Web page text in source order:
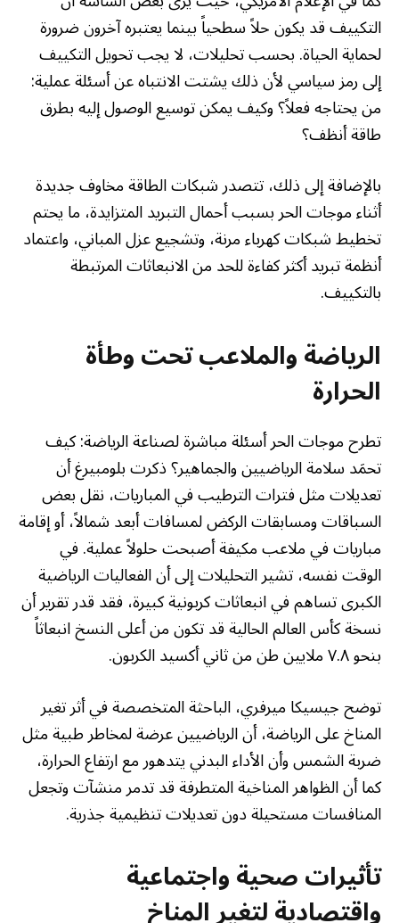
التكييف قد يكون حلاً سطحياً بينما يعتبره آخرون ضرورة
لحماية الحياة. بحسب تحليلات، لا يجب تحويل التكييف
إلى رمز سياسي لأن ذلك يشتت الانتباه عن أسئلة عملية:
من يحتاجه فعلاً؟ وكيف يمكن توسيع الوصول إليه بطرق
طاقة أنظف؟
بالإضافة إلى ذلك، تتصدر شبكات الطاقة مخاوف جديدة
أثناء موجات الحر بسبب أحمال التبريد المتزايدة، ما يحتم
تخطيط شبكات كهرباء مرنة، وتشجيع عزل المباني، واعتماد
أنظمة تبريد أكثر كفاءة للحد من الانبعاثات المرتبطة
بالتكييف.
الرياضة والملاعب تحت وطأة
الحرارة
تطرح موجات الحر أسئلة مباشرة لصناعة الرياضة: كيف
تحمَد سلامة الرياضيين والجماهير؟ ذكرت بلومبيرغ أن
تعديلات مثل فترات الترطيب في المباريات، نقل بعض
السباقات ومسابقات الركض لمسافات أبعد شمالاً، أو إقامة
مباريات في ملاعب مكيفة أصبحت حلولاً عملية. في
الوقت نفسه، تشير التحليلات إلى أن الفعاليات الرياضية
الكبرى تساهم في انبعاثات كربونية كبيرة، فقد قدر تقرير أن
نسخة كأس العالم الحالية قد تكون من أعلى النسخ انبعاثاً
بنحو ٧.٨ ملايين طن من ثاني أكسيد الكربون.
توضح جيسيكا ميرفري، الباحثة المتخصصة في أثر تغير
المناخ على الرياضة، أن الرياضيين عرضة لمخاطر طبية مثل
ضربة الشمس وأن الأداء البدني يتدهور مع ارتفاع الحرارة،
كما أن الظواهر المناخية المتطرفة قد تدمر منشآت وتجعل
المنافسات مستحيلة دون تعديلات تنظيمية جذرية.
تأثيرات صحية واجتماعية